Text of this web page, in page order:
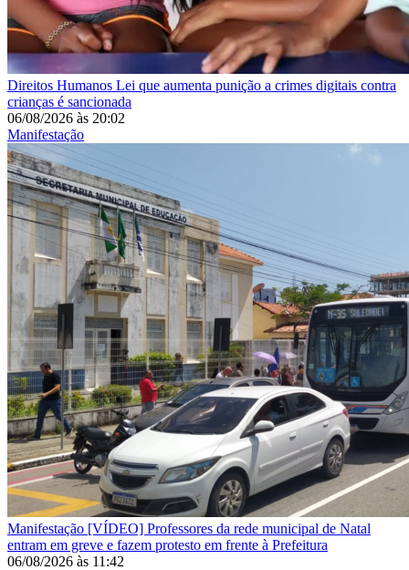
Direitos Humanos Lei que aumenta punição a crimes digitais contra
crianças é sancionada
06/08/2026 às 20:02
Manifestação
Manifestação [VÍDEO] Professores da rede municipal de Natal
entram em greve e fazem protesto em frente à Prefeitura
06/08/2026 às 11:42